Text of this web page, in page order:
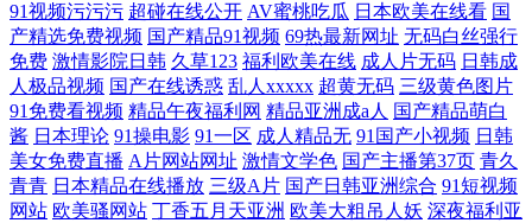
91视频污污污 超碰在线公开 AV蜜桃吃瓜 日本欧美在线看 国
产精选免费视频 国产精品91视频 69热最新网址 无码白丝强行
免费 激情影院日韩 久草123 福利欧美在线 成人片无码 日韩成
人极品视频 国产在线诱惑 乱人xxxxx 超黄无码 三级黄色图片
91免费看视频 精品午夜福利网 精品亚洲成a人 国产精品萌白
酱 日本理论 91操电影 91一区 成人精品无 91国产小视频 日韩
美女免费直播 A片网站网址 激情文学色 国产主播第37页 青久
青青 日本精品在线播放 三级A片 国产日韩亚洲综合 91短视频
网站 欧美骚网站 丁香五月天亚洲 欧美大粗吊人妖 深夜福利亚